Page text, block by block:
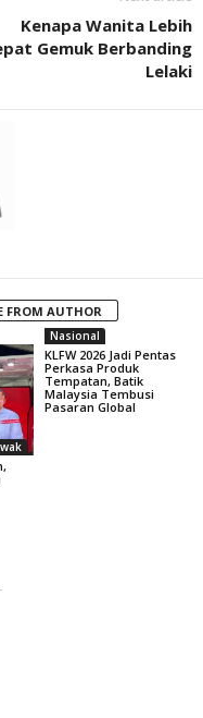
Kenapa Wanita Lebih
Gemuk Berbanding
Lelaki
FROM AUTHOR
Nasional
KLFW 2026 Jadi Pentas
Perkasa Produk
Tempatan, Batik
Malaysia Tembusi
Pasaran Global